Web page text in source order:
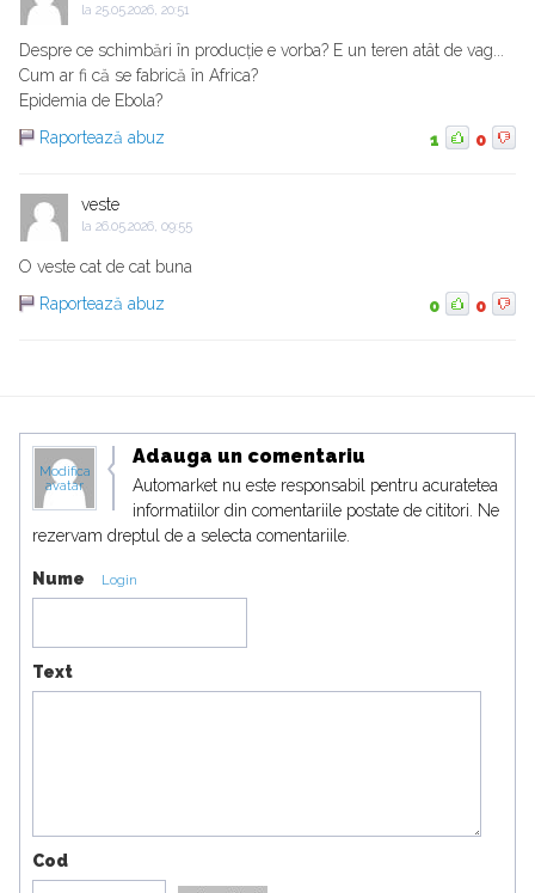
la 25.05.2026, 20:51
Despre ce schimbări în producție e vorba? E un teren atât de vag...
Cum ar fi că se fabrică în Africa?
Epidemia de Ebola?
Raportează abuz
1 0
veste
la 26.05.2026, 09:55
O veste cat de cat buna
Raportează abuz
0 0
Modifica
avatar
Adauga un comentariu
Automarket nu este responsabil pentru acuratetea
informatiilor din comentariile postate de cititori. Ne
rezervam dreptul de a selecta comentariile.
Nume Login
Text
Cod